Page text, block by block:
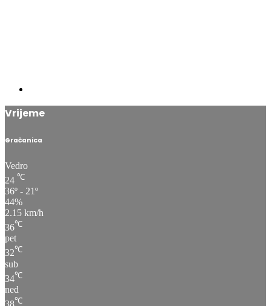
Vrijeme
Gračanica
Vedro
24 ℃
36º - 21º
44%
2.15 km/h
36℃
pet
32℃
sub
34℃
ned
℃